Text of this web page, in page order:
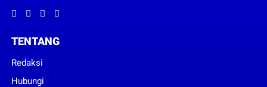
TENTANG
Redaksi
Hubungi